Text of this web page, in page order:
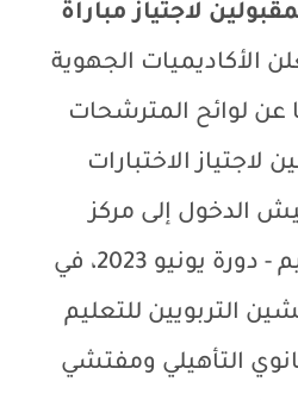
لاجتياز مباراة
الأكاديميات الجهوية
عن لوائح المترشحات
لاجتياز الاختبارات
الدخول إلى مركز
تكوين مفتشي التعليم - دورة يونيو 2023، في
التربويين للتعليم
التأهيلي ومفتشي